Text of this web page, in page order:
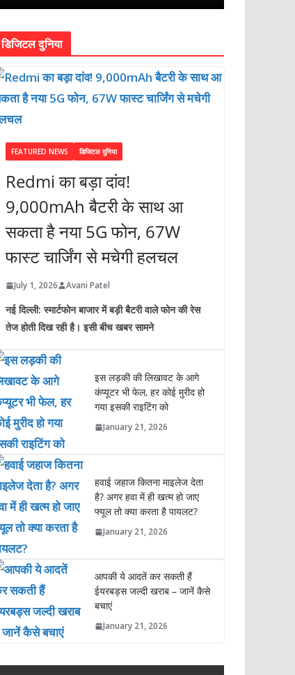
डिजिटल दुनिया
FEATURED NEWS डिजिटल दुनिया
Redmi का बड़ा दांव!
9,000mAh बैटरी के साथ आ
सकता है नया 5G फोन, 67W
फास्ट चार्जिंग से मचेगी हलचल
July 1, 2026 Avani Patel
नई दिल्ली: स्मार्टफोन बाजार में बड़ी बैटरी वाले फोन की रेस
तेज होती दिख रही है। इसी बीच खबर सामने
इस लड़की की लिखावट के आगे
कंप्यूटर भी फेल, हर कोई मुरीद हो
गया इसकी राइटिंग को
January 21, 2026
हवाई जहाज कितना माइलेज देता
है? अगर हवा में ही खत्म हो जाए
फ्यूल तो क्या करता है पायलट?
January 21, 2026
आपकी ये आदतें कर सकती हैं
ईयरबड्स जल्दी खराब – जानें कैसे
बचाएं
January 21, 2026